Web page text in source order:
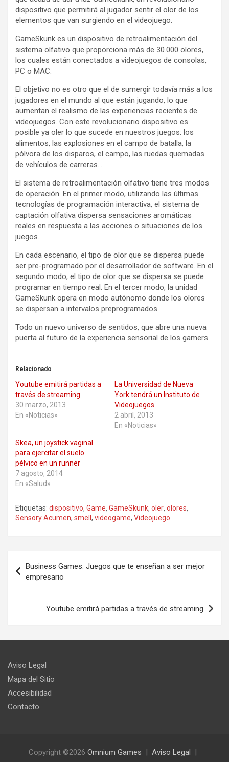
dispositivo que permitirá al jugador sentir el olor de los
elementos que van surgiendo en el videojuego.
GameSkunk es un dispositivo de retroalimentación del
sistema olfativo que proporciona más de 30.000 olores,
los cuales están conectados a videojuegos de consolas,
PC o MAC.
El objetivo no es otro que el de sumergir todavía más a los
jugadores en el mundo al que están jugando, lo que
aumentan el realismo de las experiencias recientes de
videojuegos. Con este revolucionario dispositivo es
posible ya oler lo que sucede en nuestros juegos: los
alimentos, las explosiones en el campo de batalla, la
pólvora de los disparos, el campo, las ruedas quemadas
de vehículos de carreras…
El sistema de retroalimentación olfativo tiene tres modos
de operación. En el primer modo, utilizando las últimas
tecnologías de programación interactiva, el sistema de
captación olfativa dispersa sensaciones aromáticas
reales en respuesta a las acciones o situaciones de los
juegos.
En cada escenario, el tipo de olor que se dispersa puede
ser pre-programado por el desarrollador de software. En el
segundo modo, el tipo de olor que se dispersa se ​​puede
programar en tiempo real. En el tercer modo, la unidad
GameSkunk opera en modo autónomo donde los olores
se dispersan a intervalos preprogramados.
Todo un nuevo universo de sentidos, que abre una nueva
puerta al futuro de la experiencia sensorial de los gamers.
Relacionado
Youtube emitirá partidas a
través de streaming
30 marzo, 2013
En «Noticias»
La Universidad de Nueva
York tendrá un Instituto de
Videojuegos
2 abril, 2013
En «Noticias»
Skea, un joystick vaginal
para ejercitar el suelo
pélvico en un runner
7 agosto, 2014
En «Salud»
Etiquetas: dispositivo, Game, GameSkunk, oler, olores,
Sensory Acumen, smell , videogame, Videojuego
de
entradas
Business Games: Juegos que te enseñan a ser mejor
empresario
Youtube emitirá partidas a través de streaming
Aviso Legal
Mapa del Sitio
Accesibilidad
Contacto
Copyright ©2026 Omnium Games Aviso Legal